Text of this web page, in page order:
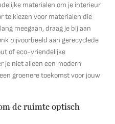
materialen om je interieur
te kiezen voor materialen die
meegaan, draag je bij aan
bijvoorbeeld aan gerecyclede
of eco-vriendelijke
je niet alleen een modern
groenere toekomst voor jouw
de ruimte optisch